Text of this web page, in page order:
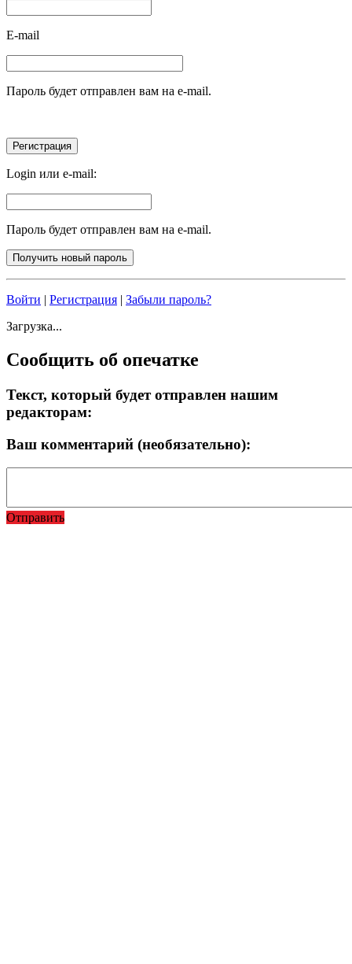
E-mail
Пароль будет отправлен вам на e-mail.
Login или e-mail:
Пароль будет отправлен вам на e-mail.
Войти | Регистрация | Забыли пароль?
Загрузка...
Сообщить об опечатке
Текст, который будет отправлен нашим
редакторам:
Ваш комментарий (необязательно):
Отправить